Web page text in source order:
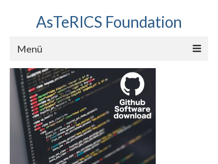
AsTeRICS Foundation
Menü
Projekte
Workshops
Über uns
Linkliste